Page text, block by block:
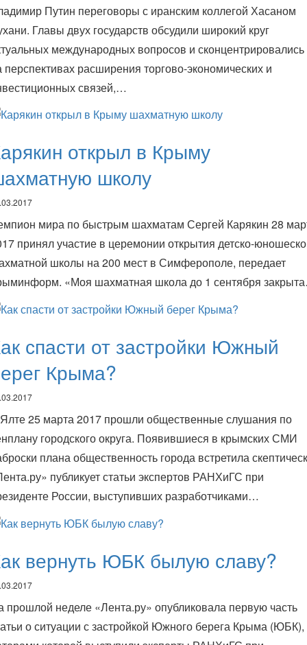
Путин переговоры с иранским коллегой Хасаном
Главы двух государств обсудили широкий круг
международных вопросов и сконцентрировались
перспективах расширения торгово-экономических и
связей,…
открыл в Крыму
школу
мира по быстрым шахматам Сергей Карякин 28
принял участие в церемонии открытия детско-
школы на 200 мест в Симферополе, передает
«Моя шахматная школа до 1 сентября
спасти от застройки Южный
Крыма?
25 марта 2017 прошли общественные слушания по
городского округа. Появившиеся в крымских СМИ
плана общественность города встретила
публикует статьи экспертов РАНХиГС при
России, выступивших разработчиками…
вернуть ЮБК былую славу?
прошлой неделе «Лента.ру» опубликовала первую часть
о ситуации с застройкой Южного берега Крыма (ЮБК),